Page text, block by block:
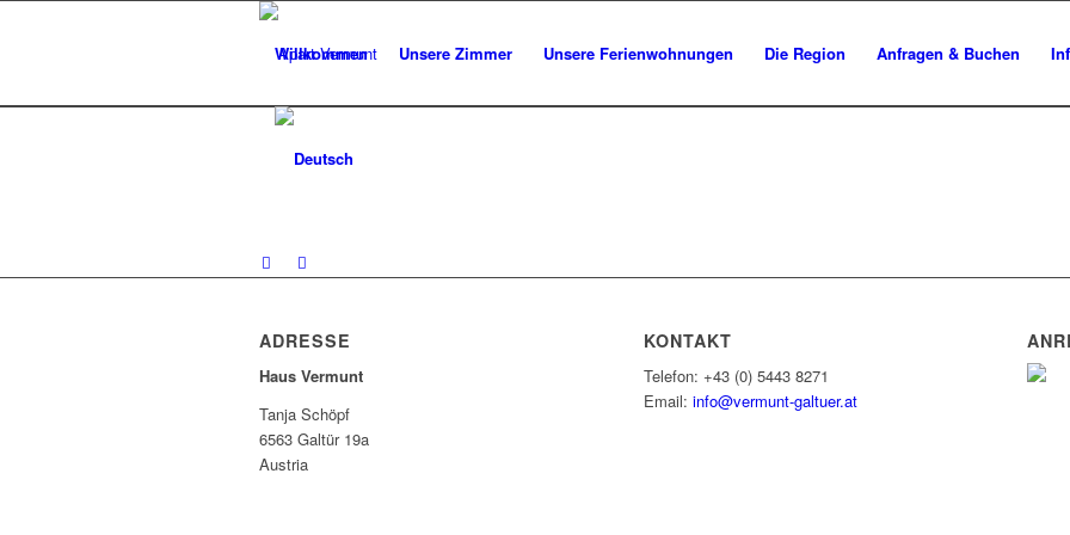
Willkommen Unsere Zimmer Unsere Ferienwohnungen Die Region Anfragen & Buchen
ADRESSE
Haus Vermunt
Tanja Schöpf
6563 Galtür 19a
Austria
KONTAKT
Telefon: +43 (0) 5443 8271
Email: info@vermunt-galtuer.at